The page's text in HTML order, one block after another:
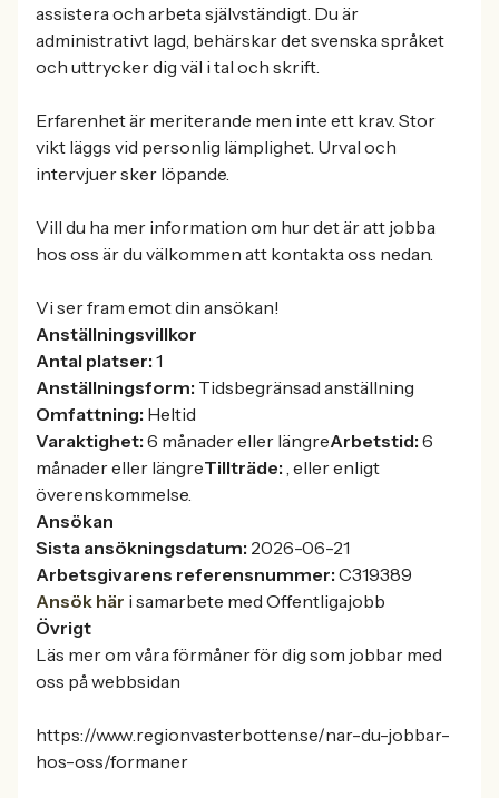
assistera och arbeta självständigt. Du är
administrativt lagd, behärskar det svenska språket
och uttrycker dig väl i tal och skrift.
Erfarenhet är meriterande men inte ett krav. Stor
vikt läggs vid personlig lämplighet. Urval och
intervjuer sker löpande.
Vill du ha mer information om hur det är att jobba
hos oss är du välkommen att kontakta oss nedan.
Vi ser fram emot din ansökan!
Anställningsvillkor
Antal platser: 1
Anställningsform: Tidsbegränsad anställning
Omfattning: Heltid
Varaktighet: 6 månader eller längreArbetstid: 6
månader eller längreTillträde: , eller enligt
överenskommelse.
Ansökan
Sista ansökningsdatum: 2026-06-21
Arbetsgivarens referensnummer: C319389
Ansök här i samarbete med Offentligajobb
Övrigt
Läs mer om våra förmåner för dig som jobbar med
oss på webbsidan
https://www.regionvasterbotten.se/nar-du-jobbar-
hos-oss/formaner